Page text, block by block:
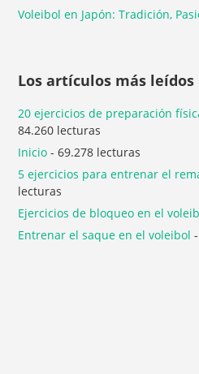
Voleibol en Japón: Tradición,
Los artículos más leídos
20 ejercicios de preparación
84.260 lecturas
Inicio - 69.278 lecturas
5 ejercicios para entrenar el
lecturas
Ejercicios de bloqueo en el
Entrenar el saque en el voleibol